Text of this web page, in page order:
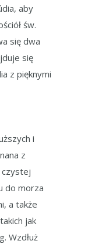
aby
św.
się dwa
się
z pięknymi
i
z
czystej
do morza
a także
jak
Wzdłuż